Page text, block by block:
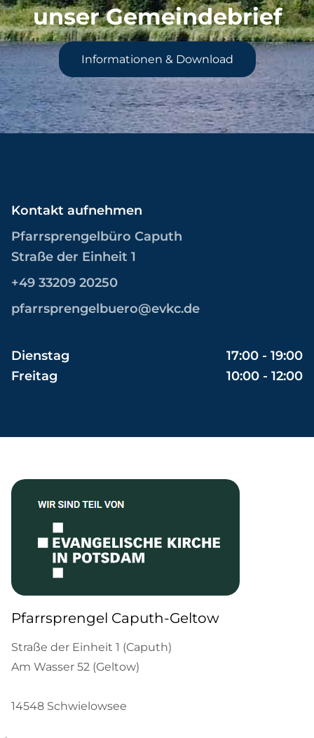
unser Gemeindebrief
Informationen & Download
Kontakt aufnehmen
Pfarrsprengelbüro Caputh
Straße der Einheit 1
+49 33209 20250
pfarrsprengelbuero@evkc.de
Dienstag
17:00 - 19:00
Freitag
10:00 - 12:00
Pfarrsprengel Caputh-Geltow
Straße der Einheit 1 (Caputh)
Am Wasser 52 (Geltow)
14548 Schwielowsee